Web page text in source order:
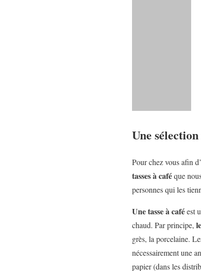
Une
Pour chez vous afin
tasses à caféque
personnes qui les
Une tasse à caféest
chaud. Par principe,
grès, la porcelaine.
nécessairement une
papier (dans les